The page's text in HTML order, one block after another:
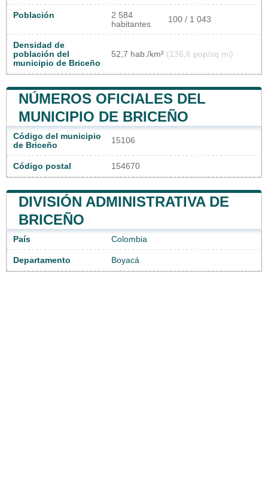
Población
2 584
habitantes
100 / 1 043
Densidad de
población del
municipio de Briceño
52,7 hab./km² (136,6 pop/sq mi)
NÚMEROS OFICIALES DEL
MUNICIPIO DE BRICEÑO
Código del municipio
de Briceño
15106
Código postal 154670
DIVISIÓN ADMINISTRATIVA DE
BRICEÑO
País Colombia
Departamento Boyacá